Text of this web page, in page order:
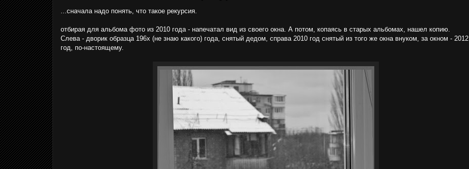
...сначала надо понять, что такое рекурсия.
отбирая для альбома фото из 2010 года - напечатал вид из своего окна. А потом, копаясь в старых альбомах, нашел копию.
Слева - дворик образца 196х (не знаю какого) года, снятый дедом, справа 2010 год снятый из того же окна внуком, за окном - 2012
год, по-настоящему.